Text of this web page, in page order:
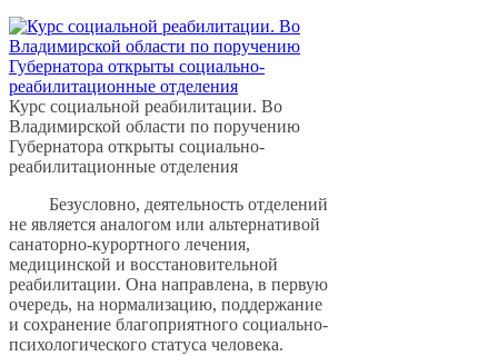
Курс социальной реабилитации. Во
Владимирской области по поручению
Губернатора открыты социально-
реабилитационные отделения
Безусловно, деятельность отделений
не является аналогом или альтернативой
санаторно-курортного лечения,
медицинской и восстановительной
реабилитации. Она направлена, в первую
очередь, на нормализацию, поддержание
и сохранение благоприятного социально-
психологического статуса человека.